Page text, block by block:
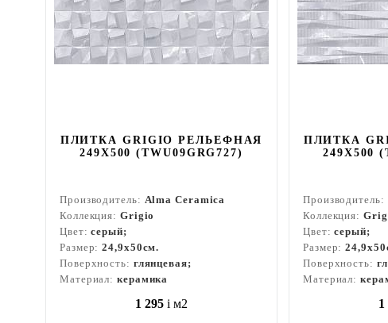
ПЛИТКА GRIGIO РЕЛЬЕФНАЯ
249X500 (TWU09GRG727)
Производитель: Alma Ceramica
Коллекция: Grigio
Цвет:серый;
Размер:24,9x50см.
Поверхность: глянцевая;
Материал: керамика
1 295 i м2
ПЛИТКА
249X500
Производитель:
Коллекция:
Цвет:серый;
Размер:
Поверхность:
Материал:
1